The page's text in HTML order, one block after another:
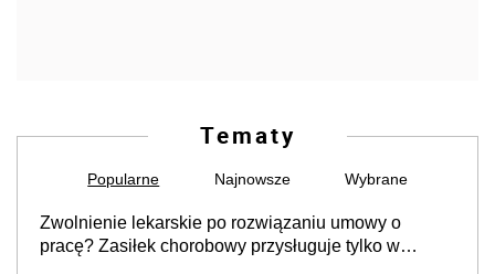
Tematy
Popularne Najnowsze Wybrane
Zwolnienie lekarskie po rozwiązaniu umowy o
pracę? Zasiłek chorobowy przysługuje tylko w